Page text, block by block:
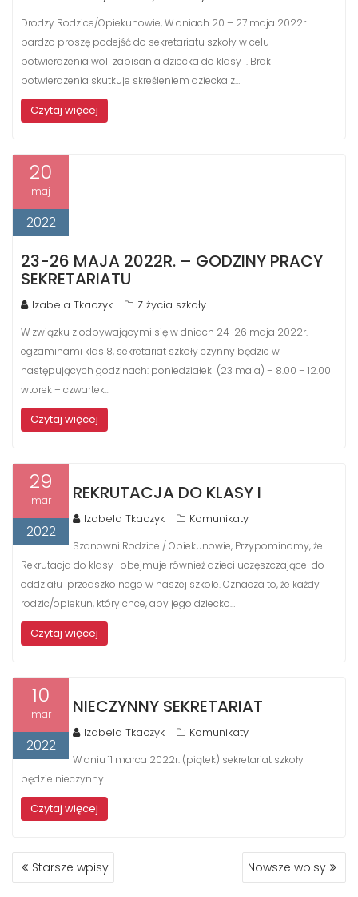
Drodzy Rodzice/Opiekunowie, W dniach 20 – 27 maja 2022r.
bardzo proszę podejść do sekretariatu szkoły w celu
potwierdzenia woli zapisania dziecka do klasy I. Brak
potwierdzenia skutkuje skreśleniem dziecka z…
Czytaj więcej
20
maj
2022
23-26 MAJA 2022R. – GODZINY PRACY
SEKRETARIATU
Izabela Tkaczyk Z życia szkoły
W związku z odbywającymi się w dniach 24-26 maja 2022r.
egzaminami klas 8, sekretariat szkoły czynny będzie w
następujących godzinach: poniedziałek (23 maja) – 8.00 – 12.00
wtorek – czwartek…
Czytaj więcej
29
mar
2022
REKRUTACJA DO KLASY I
Izabela Tkaczyk Komunikaty
Szanowni Rodzice / Opiekunowie, Przypominamy, że
Rekrutacja do klasy I obejmuje również dzieci uczęszczające do
oddziału przedszkolnego w naszej szkole. Oznacza to, że każdy
rodzic/opiekun, który chce, aby jego dziecko…
Czytaj więcej
10
mar
2022
NIECZYNNY SEKRETARIAT
Izabela Tkaczyk Komunikaty
W dniu 11 marca 2022r. (piątek) sekretariat szkoły
będzie nieczynny.
Czytaj więcej
NAWIGACJA
POStarsze wpisy Nowsze wpisy